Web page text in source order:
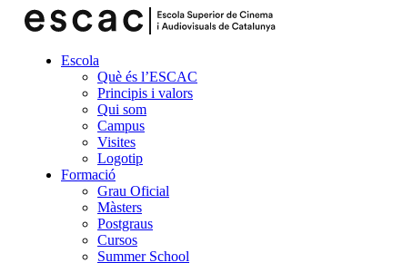
Escola
Què és l’ESCAC
Principis i valors
Qui som
Campus
Visites
Logotip
Formació
Grau Oficial
Màsters
Postgraus
Cursos
Summer School